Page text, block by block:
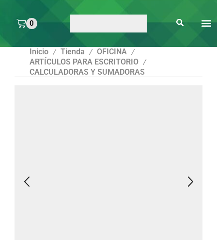
0
Inicio / Tienda / OFICINA /
ARTÍCULOS PARA ESCRITORIO /
CALCULADORAS Y SUMADORAS